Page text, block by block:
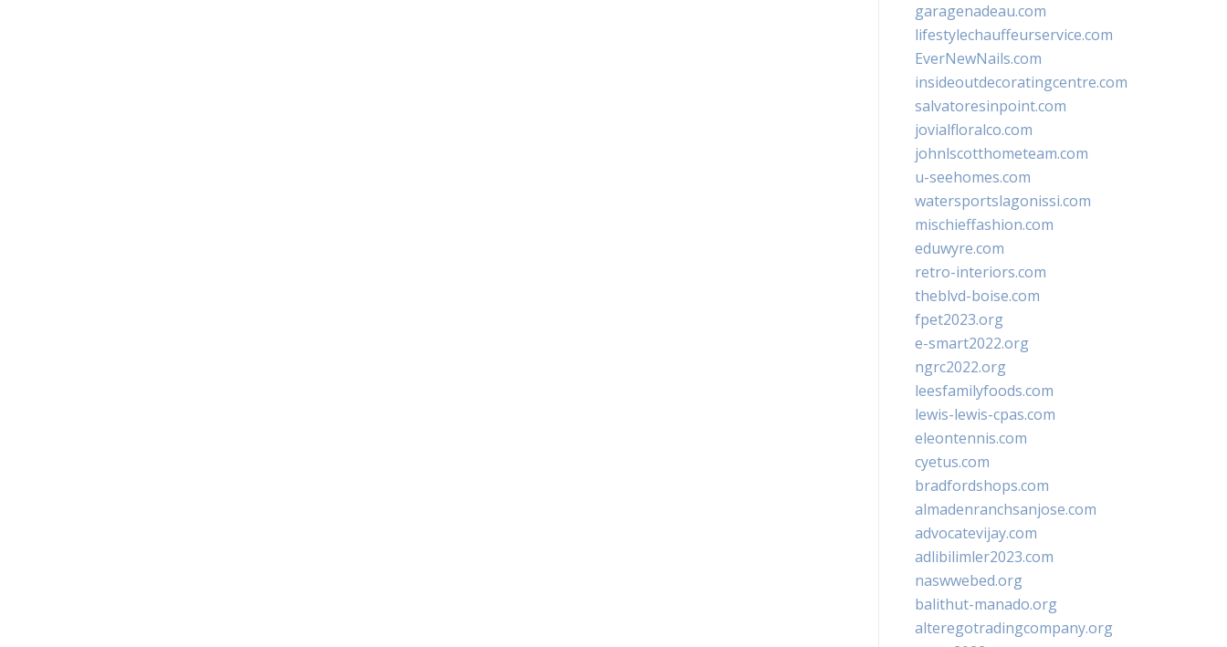
garagenadeau.com
lifestylechauffeurservice.com
EverNewNails.com
insideoutdecoratingcentre.com
salvatoresinpoint.com
jovialfloralco.com
johnlscotthometeam.com
u-seehomes.com
watersportslagonissi.com
mischieffashion.com
eduwyre.com
retro-interiors.com
theblvd-boise.com
fpet2023.org
e-smart2022.org
ngrc2022.org
leesfamilyfoods.com
lewis-lewis-cpas.com
eleontennis.com
cyetus.com
bradfordshops.com
almadenranchsanjose.com
advocatevijay.com
adlibilimler2023.com
naswwebed.org
balithut-manado.org
alteregotradingcompany.org